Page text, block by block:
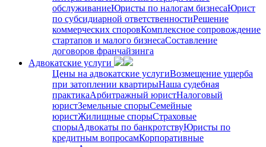
обслуживаниеЮристы по налогам бизнесаЮрист
по субсидиарной ответственностиРешение
коммерческих споровКомплексное сопровождение
стартапов и малого бизнесаСоставление
договоров франчайзинга
Адвокатские услуги
Цены на адвокатские услугиВозмещение ущерба
при затоплении квартирыНаша судебная
практикаАрбитражный юристНалоговый
юристЗемельные спорыСемейные
юристЖилищные спорыСтраховые
спорыАдвокаты по банкротствуЮристы по
кредитным вопросамКорпоративные